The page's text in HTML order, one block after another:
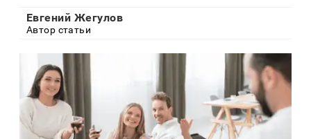
Евгений Жегулов
Автор статьи